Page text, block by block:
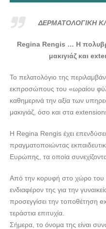
ΔΕΡΜΑΤΟΛΟΓΙΚΗ ΚΛΙΝΙΚΗ
ΔΕΡΜΑΤΟΛΟΓΙΚΗ
doctors4u.gr
ΔΕΡΜΑΤΟΛΟΓΙΚΗ ΚΛΙΝΙΚΗ
doctors4u.gr
ΔΕΡΜΑΤΟΛΟΓΙΚΗ ΚΛΙΝΙΚΗ
doctors4u.gr
ΔΕΡΜΑΤΟΛΟΓΙΚΗ ΚΛΙΝΙΚΗ
ΔΕΡΜΑΤΟΛΟΓΙΚΗ ΚΛΙΝΙΚΗ
doctors4u.gr
ΔΕΡΜΑΤΟΛΟΓΙΚΗ ΚΛΙΝΙΚΗ
doctors4u.gr
ΔΕΡΜΑΤΟΛΟΓΙΚΗ
Regina Rengis … H
μακιγιάζ και
Το πελατολόγιο της
εκπροσώπους του «ωραίου
καθημερινά την αξία των
μακιγιάζ, όσο και στα
Η Regina Rengis έχει
πραγματοποιώντας
Ευρώπης, τα οποία
Από την κορυφή στο χώρο του
ενδιαφέρον της για την
προσεγγίσει την τοποθέτηση
τεράστια επιτυχία.
Σήμερα, το όνομα της είναι